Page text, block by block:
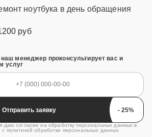
ноутбука в день обращения
руб
наш менеджер проконсультирует вас и
услуг
Отправить заявку
даю согласие на обработку персональных данных в
с политикой обработки персональных данных